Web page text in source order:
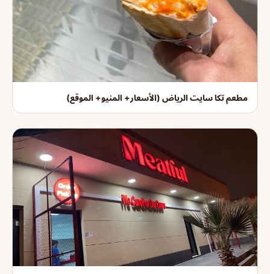
مطعم تكا سايت الرياض (الأسعار+ المنيو+ الموقع)